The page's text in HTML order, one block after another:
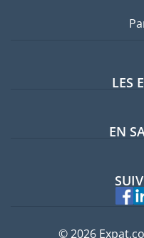
LES
EN
© 2026